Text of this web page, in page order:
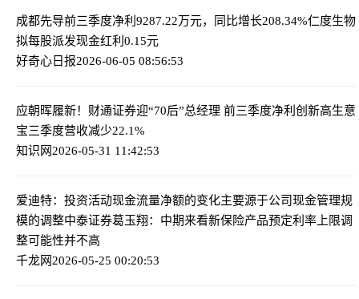
成都先导前三季度净利9287.22万元，同比增长208.34%仁度生物
拟每股派发现金红利0.15元
好奇心日报2026-06-05 08:56:53
应朝晖履新！财通证券迎“70后”总经理 前三季度净利创新高生意
宝三季度营收减少22.1%
知识网2026-05-31 11:42:53
爱迪特：投资活动现金流量净额的变化主要源于公司现金管理规
模的调整中泰证券葛玉翔：中期来看新保险产品预定利率上限调
整可能性并不高
千龙网2026-05-25 00:20:53